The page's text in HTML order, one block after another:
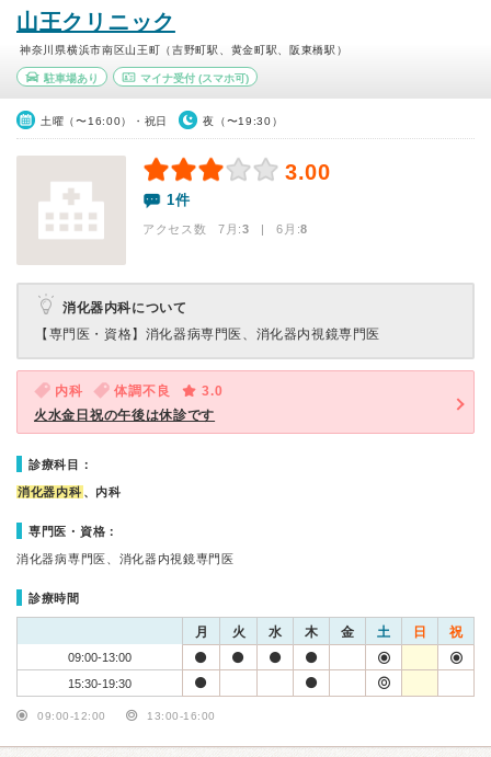
山王クリニック
神奈川県横浜市南区山王町（吉野町駅、黄金町駅、阪東橋駅）
駐車場あり マイナ受付(スマホ可)
土曜（〜16:00）・祝日 夜（〜19:30）
3.00
1件
アクセス数 7月:3 | 6月:8
消化器内科について
【専門医・資格】 消化器病専門医、消化器内視鏡専門医
内科 体調不良
3.0
火水金日祝の午後は休診です
診療科目：
消化器内科 、内科
専門医・資格：
消化器病専門医、消化器内視鏡専門医
診療時間
月 火 水 木 金 土 日 祝
09:00-13:00
15:30-19:30
09:00-12:00 13:00-16:00